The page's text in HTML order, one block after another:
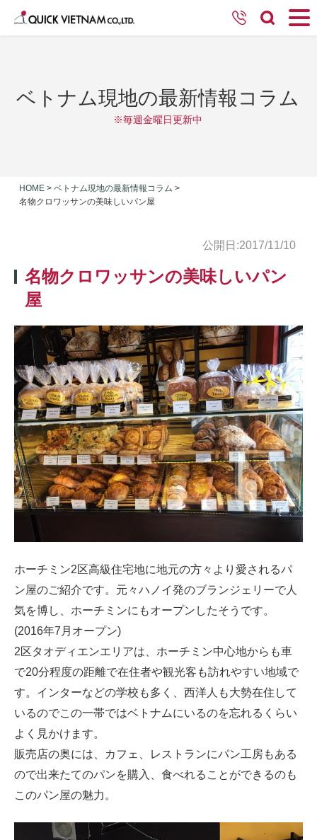
ベトナム現地の最新情報コラム
※毎週金曜日更新中
HOME > ベトナム現地の最新情報コラム >
名物クロワッサンの美味しいパン屋
公開日:2017/11/10
名物クロワッサンの美味しいパン
屋
ホーチミン2区高級住宅地に地元の方々より愛されるパ
ン屋のご紹介です。元々ハノイ発のブランジェリーで人
気を博し、ホーチミンにもオープンしたそうです。
(2016年7月オープン)
2区タオディエンエリアは、ホーチミン中心地からも車
で20分程度の距離で在住者や観光客も訪れやすい地域で
す。インターなどの学校も多く、西洋人も大勢在住して
いるのでこの一帯ではベトナムにいるのを忘れるくらい
よく見かけます。
販売店の奥には、カフェ、レストランにパン工房もある
ので出来たてのパンを購入、食べれることができるのも
このパン屋の魅力。